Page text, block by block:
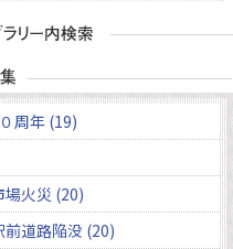
周年 (19)
場火災 (20)
前道路陥没 (20)